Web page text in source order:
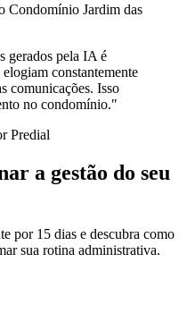
Condomínio Jardim das
gerados pela IA é
constantemente
comunicações. Isso
no condomínio."
Predial
a gestão do seu
por 15 dias e descubra como
sua rotina administrativa.